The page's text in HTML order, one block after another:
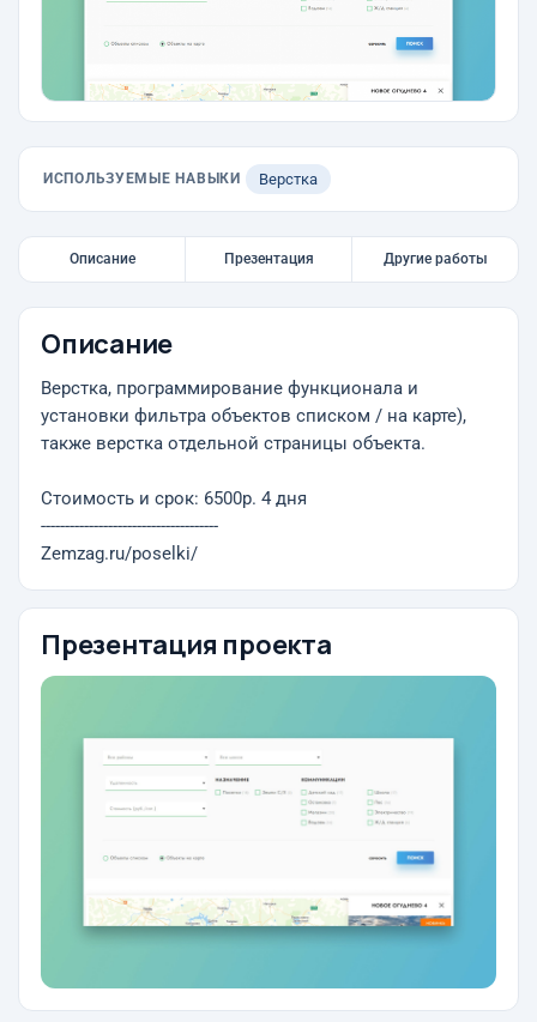
ИСПОЛЬЗУЕМЫЕ НАВЫКИ Верстка
Описание Презентация Другие работы
Описание
Верстка, программирование функционала и
установки фильтра объектов списком / на карте),
также верстка отдельной страницы объекта.
Стоимость и срок: 6500р. 4 дня
-------------------------------------
Zemzag.ru/poselki/
Презентация проекта